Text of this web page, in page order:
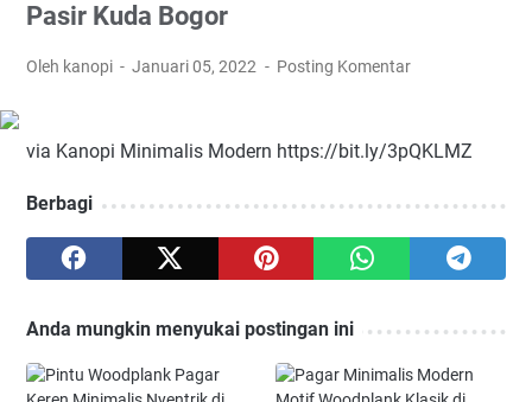
Pasir Kuda Bogor
Oleh kanopi Januari 05, 2022 Posting Komentar
via Kanopi Minimalis Modern https://bit.ly/3pQKLMZ
Berbagi
Anda mungkin menyukai postingan ini